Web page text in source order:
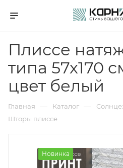
Плиссе
типа 57х170
цвет белый
Главная — Каталог —
Шторы плиссе
Новинка